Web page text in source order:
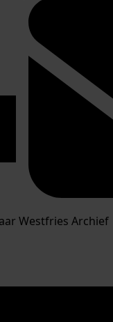
Westfries Archief